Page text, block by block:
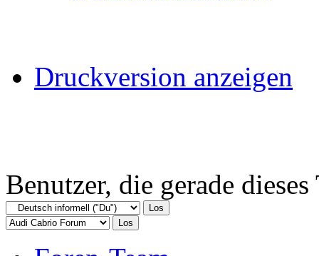
Druckversion anzeigen
Benutzer, die gerade